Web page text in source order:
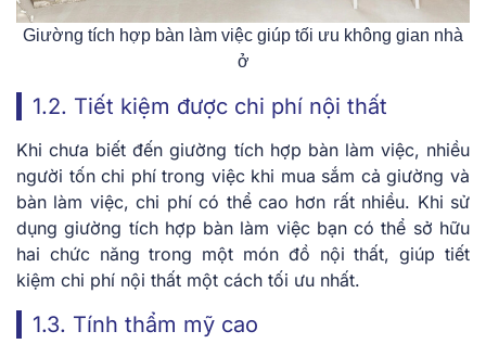
Giường tích hợp bàn làm việc giúp tối ưu không gian nhà
ở
1.2. Tiết kiệm được chi phí nội thất
Khi chưa biết đến giường tích hợp bàn làm việc, nhiều
người tốn chi phí trong việc khi mua sắm cả giường và
bàn làm việc, chi phí có thể cao hơn rất nhiều. Khi sử
dụng giường tích hợp bàn làm việc bạn có thể sở hữu
hai chức năng trong một món đồ nội thất, giúp tiết
kiệm chi phí nội thất một cách tối ưu nhất.
1.3. Tính thẩm mỹ cao